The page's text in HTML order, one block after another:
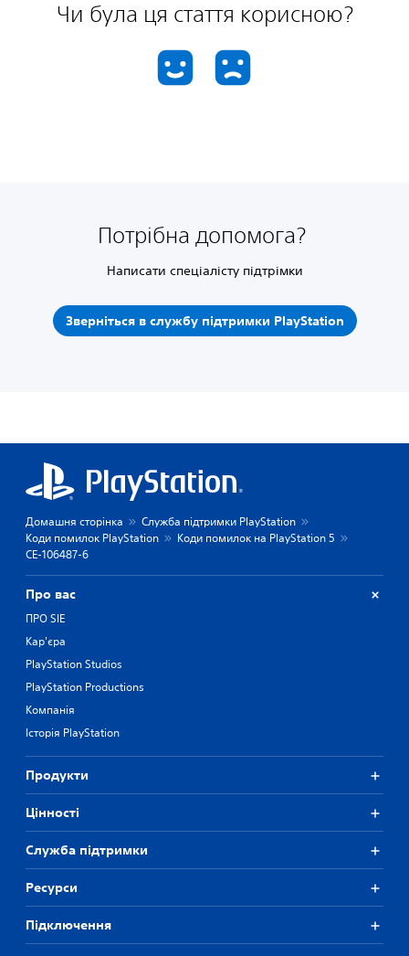
Чи була ця стаття корисною?
Потрібна допомога?
Написати спеціалісту підтрімки
Зверніться в службу підтримки PlayStation
Домашня сторінка
Служба підтримки PlayStation
Коди помилок PlayStation
Коди помилок на PlayStation 5
CE-106487-6
Про вас
ПРО SIE
Кар'єра
PlayStation Studios
PlayStation Productions
Компанія
Історія PlayStation
Продукти
Цiнностi
Служба підтримки
Ресурси
Підключення